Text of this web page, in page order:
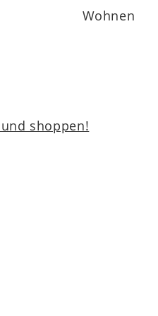
Wohnen
shoppen!